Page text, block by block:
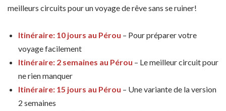
meilleurs circuits pour un voyage de rêve sans se ruiner!
Itinéraire: 10 jours au Pérou – Pour préparer votre
voyage facilement
Itinéraire: 2 semaines au Pérou – Le meilleur circuit pour
ne rien manquer
Itinéraire: 15 jours au Pérou – Une variante de la version
2 semaines